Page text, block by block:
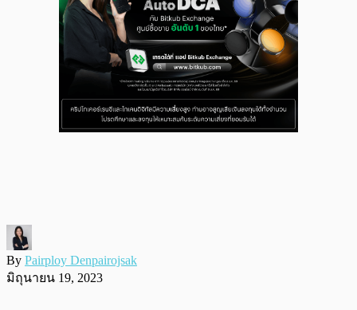
By Pairploy Denpairojsak
มิถุนายน 19, 2023